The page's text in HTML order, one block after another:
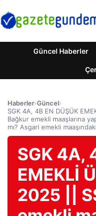
Güncel Haberler
Haberler›Güncel›
SGK 4A, 4B EN DÜŞÜK
Bağkur emekli maaşlarına
mı? Asgari emekli
SGK 4A,
EMEKLİ
2025 ||